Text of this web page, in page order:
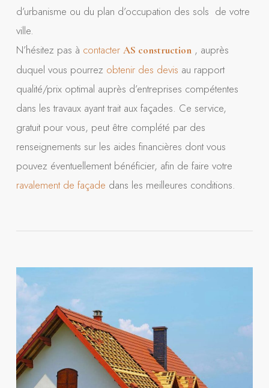
d’urbanisme ou du plan d’occupation des sols de votre
ville.
N’hésitez pas à contacter AS construction, auprès
duquel vous pourrez obtenir des devis au rapport
qualité/prix optimal auprès d’entreprises compétentes
dans les travaux ayant trait aux façades. Ce service,
gratuit pour vous, peut être complété par des
renseignements sur les aides financières dont vous
pouvez éventuellement bénéficier, afin de faire votre
ravalement de façade dans les meilleures conditions.